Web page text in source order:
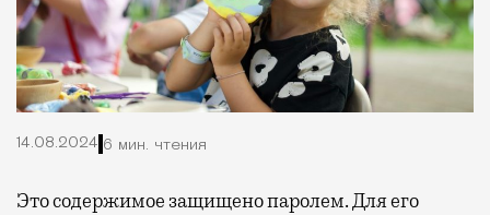
14.08.2024 6 мин. чтения
Это содержимое защищено паролем. Для его